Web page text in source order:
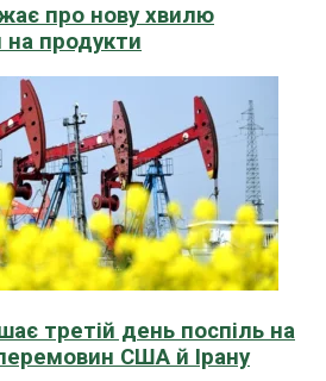
про нову хвилю
на продукти
третій день поспіль на
США й Ірану